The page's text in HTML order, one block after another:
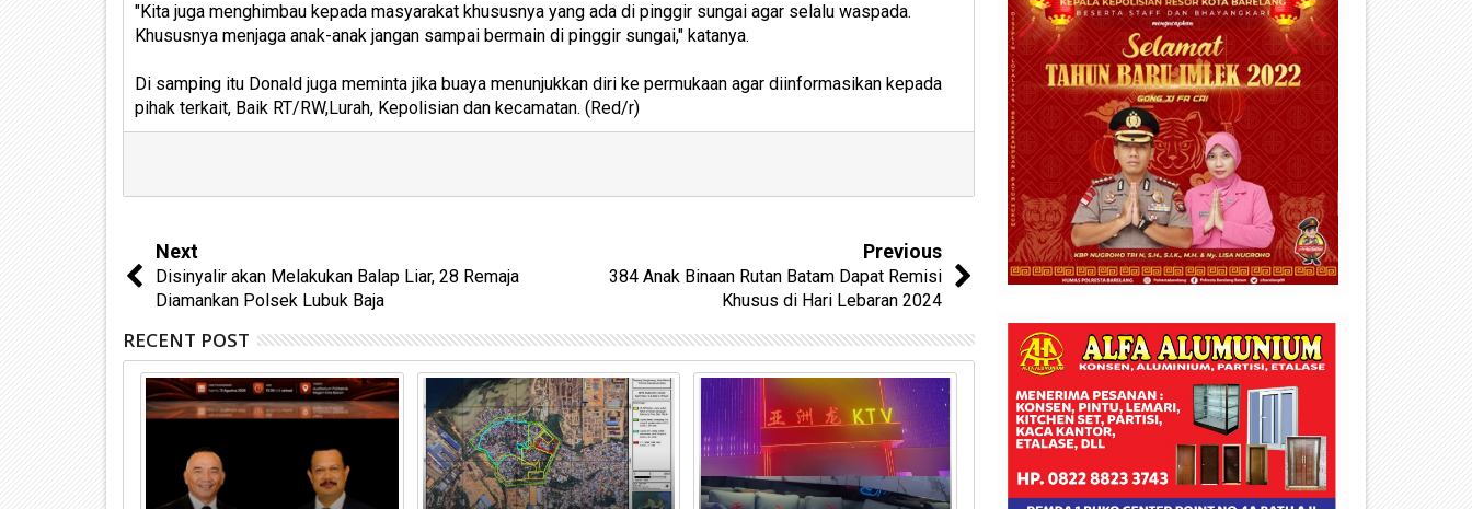
"Kita juga menghimbau kepada masyarakat khususnya yang ada di pinggir sungai agar selalu waspada.
Khususnya menjaga anak-anak jangan sampai bermain di pinggir sungai," katanya.
Di samping itu Donald juga meminta jika buaya menunjukkan diri ke permukaan agar diinformasikan kepada
pihak terkait, Baik RT/RW,Lurah, Kepolisian dan kecamatan. (Red/r)
Next
Disinyalir akan Melakukan Balap Liar, 28 Remaja
Diamankan Polsek Lubuk Baja
Previous
384 Anak Binaan Rutan Batam Dapat Remisi
Khusus di Hari Lebaran 2024
RECENT POST